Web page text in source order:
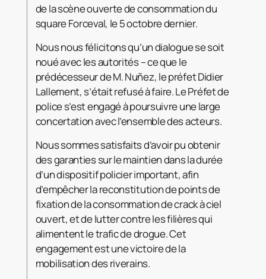
de la scène ouverte de consommation du
square Forceval, le 5 octobre dernier.
Nous nous félicitons qu’un dialogue se soit
noué avec les autorités – ce que le
prédécesseur de M. Nuñez, le préfet Didier
Lallement, s’était refusé àfaire. Le Préfet de
police s’est engagé à poursuivre une large
concertation avec l’ensemble des acteurs.
Nous sommes satisfaits d’avoir pu obtenir
des garanties sur le maintien dans la durée
d’un dispositif policier important, afin
d’empêcher la reconstitution de points de
fixation de la consommation de crack à ciel
ouvert, et de lutter contre les filières qui
alimentent le trafic de drogue. Cet
engagement est une victoire de la
mobilisation des riverains.